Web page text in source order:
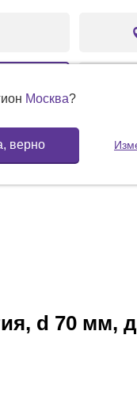
Москва?
верно
d 70 мм,